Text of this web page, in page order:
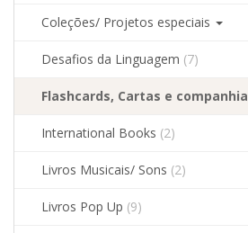
Coleções/ Projetos especiais
Desafios da Linguagem (7)
Flashcards, Cartas e companhia
International Books (2)
Livros Musicais/ Sons (2)
Livros Pop Up (9)